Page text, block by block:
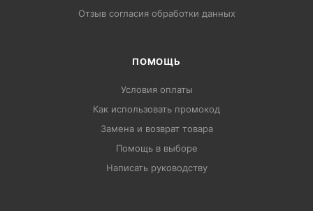
Отзыв согласия обработки данных
ПОМОЩЬ
Условия оплаты
Как использовать промокод
Замена и возврат товара
Помощь в выборе
Написать руководству